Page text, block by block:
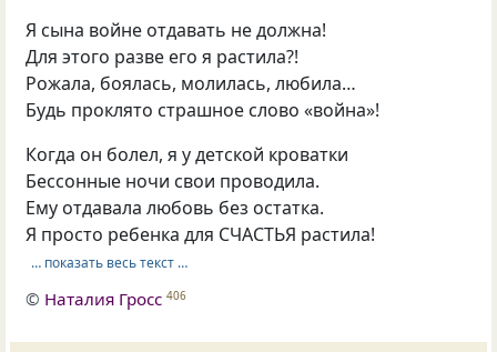
Я сына войне отдавать не должна!
Для этого разве его я растила?!
Рожала, боялась, молилась, любила…
Будь проклято страшное слово «война»!
Когда он болел, я у детской кроватки
Бессонные ночи свои проводила.
Ему отдавала любовь без остатка.
Я просто ребенка для СЧАСТЬЯ растила!
… показать весь текст …
© Наталия Гросс 406